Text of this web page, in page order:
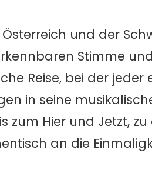
und der
Stimme
Reise, bei der jeder
in seine
zum Hier und Jetzt,
an die